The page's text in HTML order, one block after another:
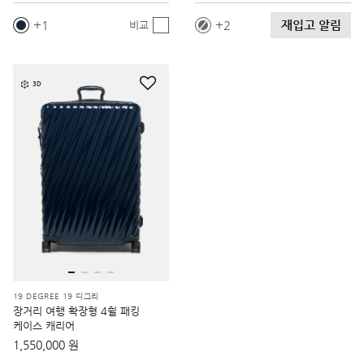
1 비교 2 재입고 알림
3D
19 DEGREE 19 디그리
장거리 여행 확장형 4휠 패킹
케이스 캐리어
1,550,000 원